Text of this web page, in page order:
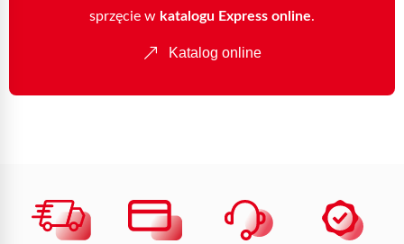
sprzęcie w katalogu Express online.
Katalog online